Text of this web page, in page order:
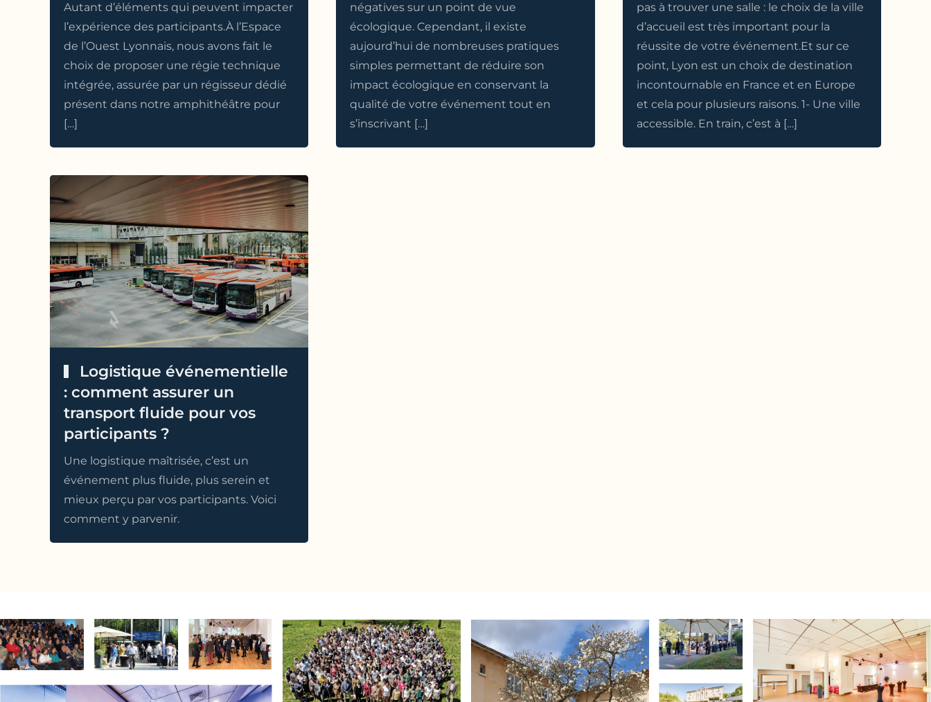
Autant d’éléments qui peuvent impacter
l’expérience des participants.À l’Espace
de l’Ouest Lyonnais, nous avons fait le
choix de proposer une régie technique
intégrée, assurée par un régisseur dédié
présent dans notre amphithéâtre pour
[…]
négatives sur un point de vue
écologique. Cependant, il existe
aujourd’hui de nombreuses pratiques
simples permettant de réduire son
impact écologique en conservant la
qualité de votre événement tout en
s’inscrivant […]
pas à trouver une salle : le choix de la ville
d’accueil est très important pour la
réussite de votre événement.Et sur ce
point, Lyon est un choix de destination
incontournable en France et en Europe
et cela pour plusieurs raisons. 1- Une ville
accessible. En train, c’est à […]
Logistique événementielle
: comment assurer un
transport fluide pour vos
participants ?
Une logistique maîtrisée, c’est un
événement plus fluide, plus serein et
mieux perçu par vos participants. Voici
comment y parvenir.